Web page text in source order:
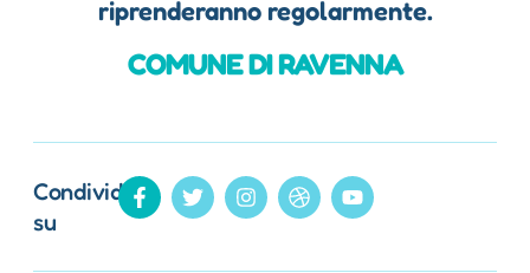
riprenderanno regolarmente.
COMUNE DI RAVENNA
Condividi
su